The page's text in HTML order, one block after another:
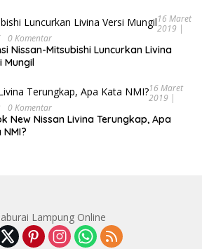
16 Maret
2019 |
0 Komentar
Nissan-Mitsubishi Luncurkan Livina
Mungil
16 Maret
2019 |
0 Komentar
New Nissan Livina Terungkap, Apa